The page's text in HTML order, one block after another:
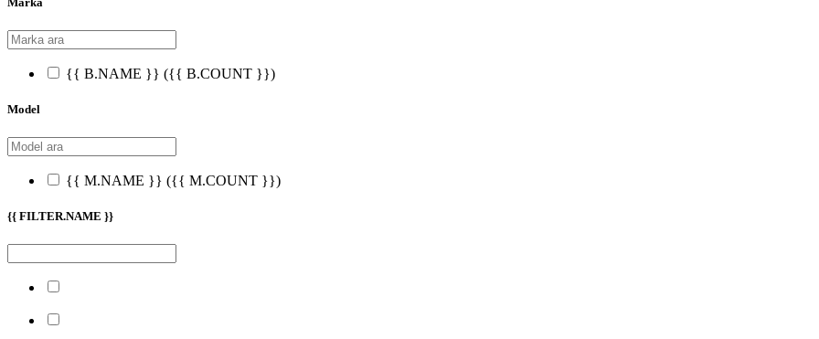
{{ B.NAME }} ({{ B.COUNT }})
Model
{{ M.NAME }} ({{ M.COUNT }})
{{ FILTER.NAME }}